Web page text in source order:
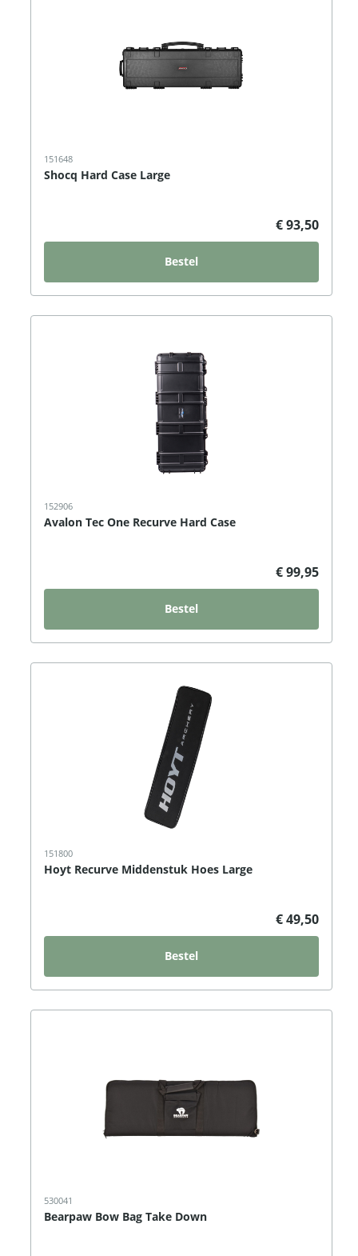
151648
Shocq Hard Case Large
€ 93,50
Bestel
152906
Avalon Tec One Recurve Hard Case
€ 99,95
Bestel
151800
Hoyt Recurve Middenstuk Hoes Large
€ 49,50
Bestel
530041
Bearpaw Bow Bag Take Down